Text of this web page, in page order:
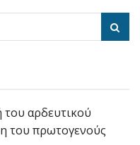
του αρδευτικού
του πρωτογενούς